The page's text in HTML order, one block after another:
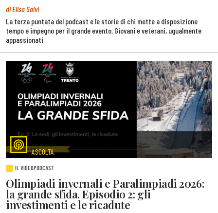
di Elisa Salvi
La terza puntata del podcast e le storie di chi mette a disposizione
tempo e impegno per il grande evento. Giovani e veterani, ugualmente
appassionati
ASCOLTA
IL VIDEOPODCAST
Olimpiadi invernali e Paralimpiadi 2026:
la grande sfida. Episodio 2: gli
investimenti e le ricadute